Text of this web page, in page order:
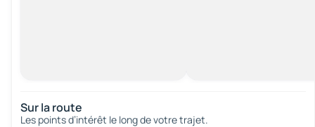
Sur la route
Les points d’intérêt le long de votre trajet.